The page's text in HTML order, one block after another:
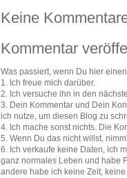
Keine
Kommentar
Was passiert, wenn Du hier
1. Ich freue mich darüber.
2. Ich versuche ihn in den
3. Dein Kommentar und Dein
ich nutze, um diesen Blog zu
4. Ich mache sonst nichts. Die
5. Wenn Du das nicht willst,
6. Ich verkaufe keine Daten, ich
ganz normales Leben und habe
andere habe ich keine Zeit,